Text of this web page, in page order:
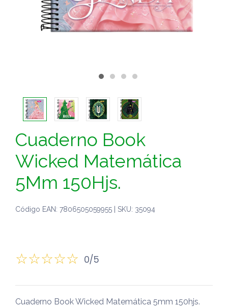
Cuaderno Book
Wicked Matemática
5Mm 150Hjs.
Código EAN: 7806505059955 | SKU: 35094
0/5
Cuaderno Book Wicked Matemática 5mm 150hjs.